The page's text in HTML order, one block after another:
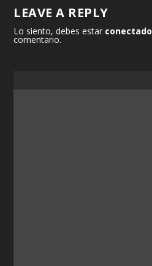
LEAVE A REPLY
Lo siento, debes estar conectado
comentario.